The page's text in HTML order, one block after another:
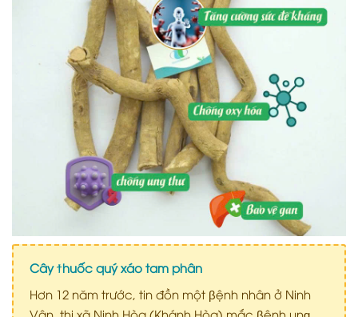
Cây ϯhuốc quý xáo tam phân
Hơn 12 năm trước, tin đồn một βệnh nhân ở Ninh
Vân, thị xã Ninh Hòa (Khánh Hòa) mắc βệnh unǥ